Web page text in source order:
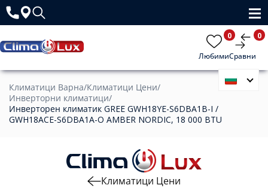
Любими
0
Сравни
0
Климатици Варна/Климатици Цени/
Инверторни климатици/
Инверторен климатик GREE GWH18YE-S6DBA1B-I /
GWH18ACE-S6DBA1A-O AMBER NORDIC, 18 000 BTU
Климатици Цени